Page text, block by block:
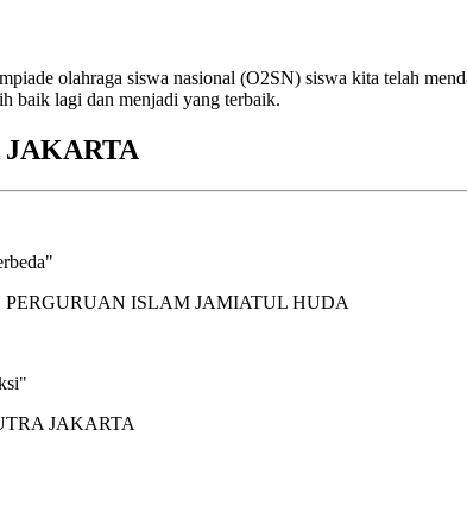
olahraga siswa nasional (O2SN) siswa kita telah
baik lagi dan menjadi yang terbaik.
ISLAM JAMIATUL HUDA
JAKARTA